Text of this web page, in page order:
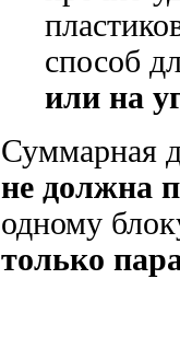
способ
или на
Суммарная
не должна
одному
только